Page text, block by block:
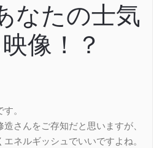
なたの士気
像！？
。
さんをご存知だと思いますが、
ネルギッシュでいいですよね。